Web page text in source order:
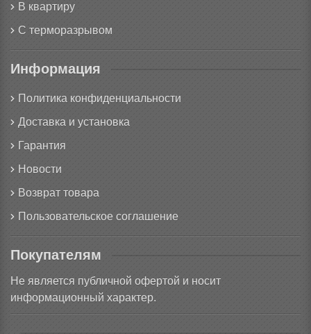
В квартиру
С терморазрывом
Информация
Политика конфиденциальности
Доставка и установка
Гарантия
Новости
Возврат товара
Пользовательское соглашение
Покупателям
Не является публичной офертой и носит
информационный характер.